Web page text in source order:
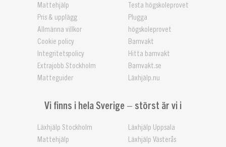
Mattehjälp
Pris & upplägg
Allmänna villkor
Cookie policy
Integritetspolicy
Extrajobb Stockholm
Matteguider
Testa högskoleprovet
Plugga
högskoleprovet
Barnvakt
Hitta barnvakt
Barnvakt.se
Läxhjälp.nu
Vi finns i hela Sverige – störst är vi i
Läxhjälp Stockholm
Mattehjälp
Läxhjälp Uppsala
Läxhjälp Västerås